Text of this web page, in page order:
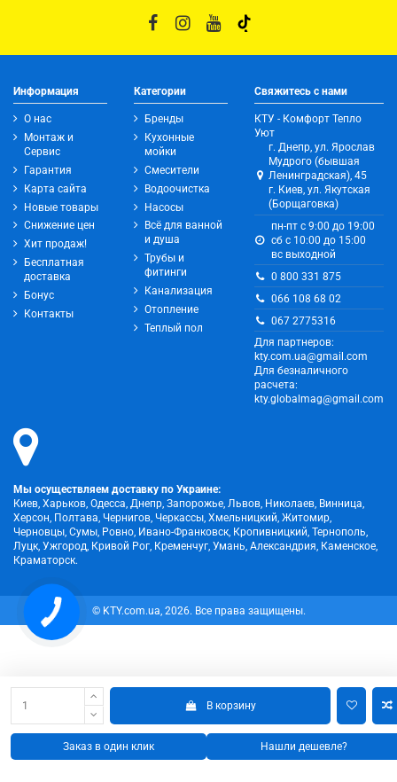
В корзину
Заказ в один клик Нашли дешевле?
Информация
О нас
Монтаж и
Сервис
Гарантия
Карта сайта
Новые товары
Снижение цен
Хит продаж!
Бесплатная
доставка
Бонус
Контакты
Категории
Бренды
Кухонные
мойки
Смесители
Водоочистка
Насосы
Всё для ванной
и душа
Трубы и
фитинги
Канализация
Отопление
Теплый пол
Свяжитесь с нами
КТУ - Комфорт Тепло
Уют
г. Днепр, ул. Ярослав
Мудрого (бывшая
Ленинградская), 45
г. Киев, ул. Якутская
(Борщаговка)
пн-пт с 9:00 до 19:00
сб с 10:00 до 15:00
вс выходной
0 800 331 875
066 108 68 02
067 2775316
Для партнеров:
kty.com.ua@gmail.com
Для безналичного
расчета:
kty.globalmag@gmail.com
Мы осуществляем доставку по Украине:
Киев, Харьков, Одесса, Днепр, Запорожье, Львов, Николаев, Винница,
Херсон, Полтава, Чернигов, Черкассы, Хмельницкий, Житомир,
Черновцы, Сумы, Ровно, Ивано-Франковск, Кропивницкий, Тернополь,
Луцк, Ужгород, Кривой Рог, Кременчуг, Умань, Александрия, Каменское,
Краматорск.
© KTY.com.ua, 2026. Все права защищены.
КНОПКА
ЗВ'ЯЗКУ